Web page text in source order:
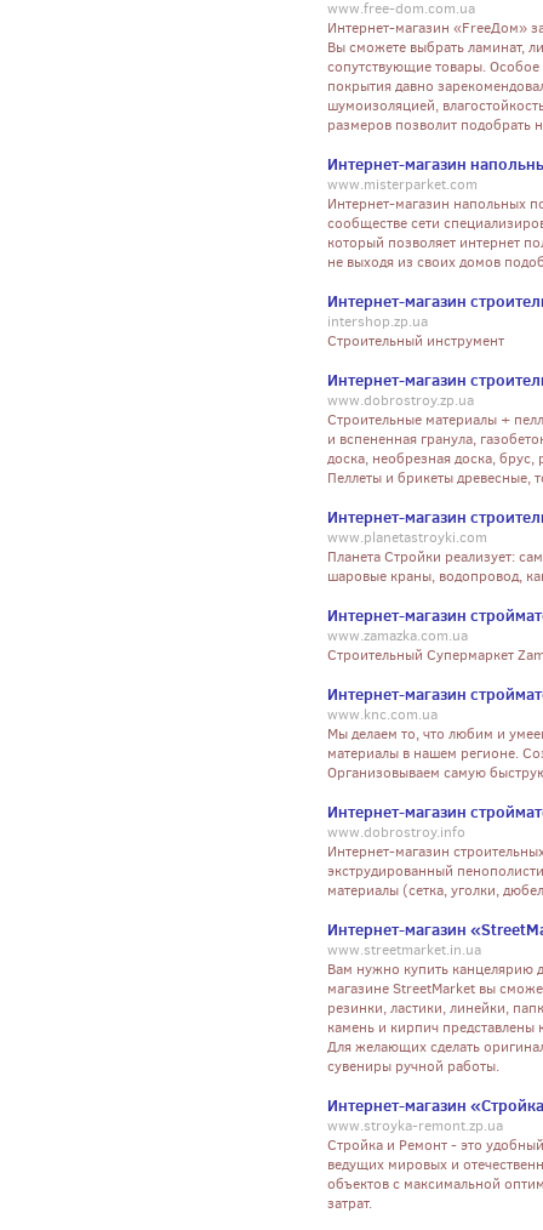
www.free-dom.com.ua
Интернет-магазин «FreeДом»
Вы сможете выбрать ламинат,
сопутствующие товары.
покрытия давно
шумоизоляцией,
размеров позволит подобрать
Интернет-магазин
www.misterparket.com
Интернет-магазин напольных
сообществе сети
который позволяет интернет
не выходя из своих домов
Интернет-магазин
intershop.zp.ua
Строительный инструмент
Интернет-магазин
www.dobrostroy.zp.ua
Строительные материалы +
и вспененная гранула,
доска, необрезная доска, брус,
Пеллеты и брикеты древесные,
Интернет-магазин
www.planetastroyki.com
Планета Стройки реализует:
шаровые краны, водопровод,
Интернет-магазин
www.zamazka.com.ua
Строительный Супермаркет
Интернет-магазин
www.knc.com.ua
Мы делаем то, что любим и
материалы в нашем регионе.
Организовываем самую
Интернет-магазин
www.dobrostroy.info
Интернет-магазин
экструдированный
материалы (сетка, уголки,
Интернет-магазин
www.streetmarket.in.ua
Вам нужно купить канцелярию
магазине StreetMarket вы
резинки, ластики, линейки,
камень и кирпич
Для желающих сделать
сувениры ручной работы.
Интернет-магазин
www.stroyka-remont.zp.ua
Стройка и Ремонт - это
ведущих мировых и
объектов с максимальной
затрат.